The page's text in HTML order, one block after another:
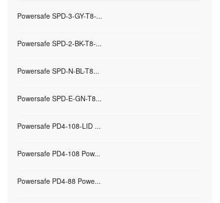
Powersafe SPD-3-GY-T8-...
Powersafe SPD-2-BK-T8-...
Powersafe SPD-N-BL-T8...
Powersafe SPD-E-GN-T8...
Powersafe PD4-108-LID ...
Powersafe PD4-108 Pow...
Powersafe PD4-88 Powe...